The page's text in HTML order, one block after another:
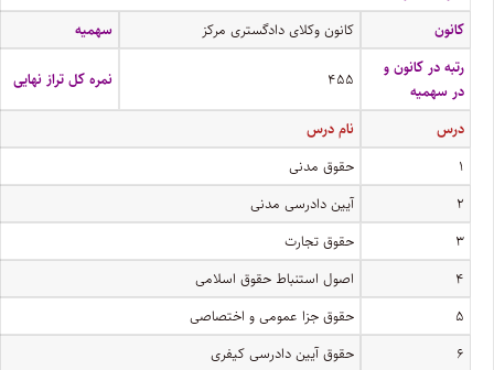
کانون
کانون وکلای دادگستری مرکز
سهمیه
رتبه در کانون و
در سهمیه
۴۵۵ نمره کل تراز نهایی
درس
نام درس
۱
حقوق مدنی
۲
آیین دادرسی مدنی
۳
حقوق تجارت
۴
اصول استنباط حقوق اسلامی
۵
حقوق جزا عمومی و اختصاصی
۶
حقوق آیین دادرسی کیفری